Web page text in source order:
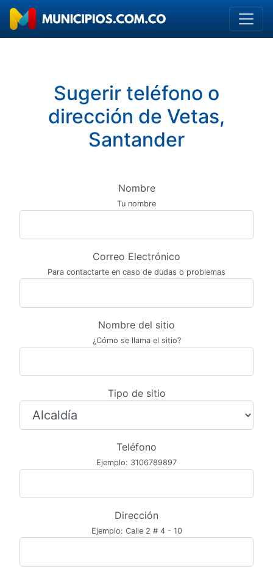
Sugerir teléfono o
dirección de Vetas,
Santander
Nombre
Tu nombre
Correo Electrónico
Para contactarte en caso de dudas o problemas
Nombre del sitio
¿Cómo se llama el sitio?
Tipo de sitio
Teléfono
Ejemplo: 3106789897
Dirección
Ejemplo: Calle 2 # 4 - 10